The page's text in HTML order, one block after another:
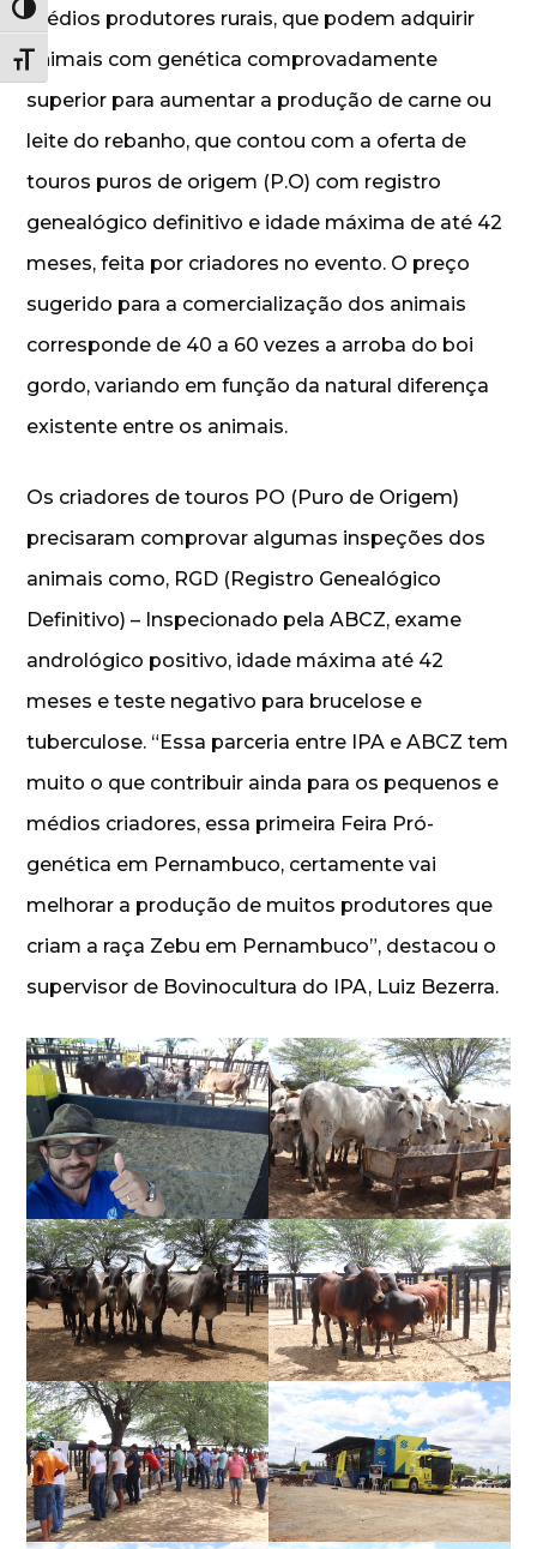
Alternar alto contraste
Alternar tamanho da fonte
médios produtores rurais, que podem adquirir
animais com genética comprovadamente
superior para aumentar a produção de carne ou
leite do rebanho, que contou com a oferta de
touros puros de origem (P.O) com registro
genealógico definitivo e idade máxima de até 42
meses, feita por criadores no evento. O preço
sugerido para a comercialização dos animais
corresponde de 40 a 60 vezes a arroba do boi
gordo, variando em função da natural diferença
existente entre os animais.
Os criadores de touros PO (Puro de Origem)
precisaram comprovar algumas inspeções dos
animais como, RGD (Registro Genealógico
Definitivo) – Inspecionado pela ABCZ, exame
andrológico positivo, idade máxima até 42
meses e teste negativo para brucelose e
tuberculose. “Essa parceria entre IPA e ABCZ tem
muito o que contribuir ainda para os pequenos e
médios criadores, essa primeira Feira Pró-
genética em Pernambuco, certamente vai
melhorar a produção de muitos produtores que
criam a raça Zebu em Pernambuco”, destacou o
supervisor de Bovinocultura do IPA, Luiz Bezerra.